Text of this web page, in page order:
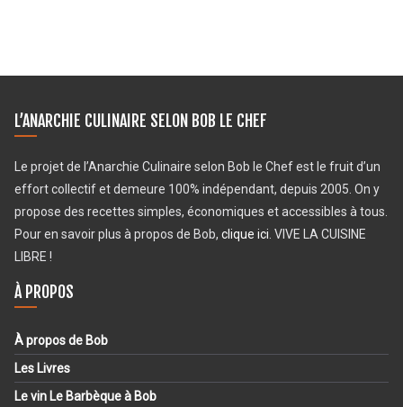
L’ANARCHIE CULINAIRE SELON BOB LE CHEF
Le projet de l’Anarchie Culinaire selon Bob le Chef est le fruit d’un
effort collectif et demeure 100% indépendant, depuis 2005. On y
propose des recettes simples, économiques et accessibles à tous.
Pour en savoir plus à propos de Bob, clique ici . VIVE LA CUISINE
LIBRE !
À PROPOS
À propos de Bob
Les Livres
Le vin Le Barbèque à Bob